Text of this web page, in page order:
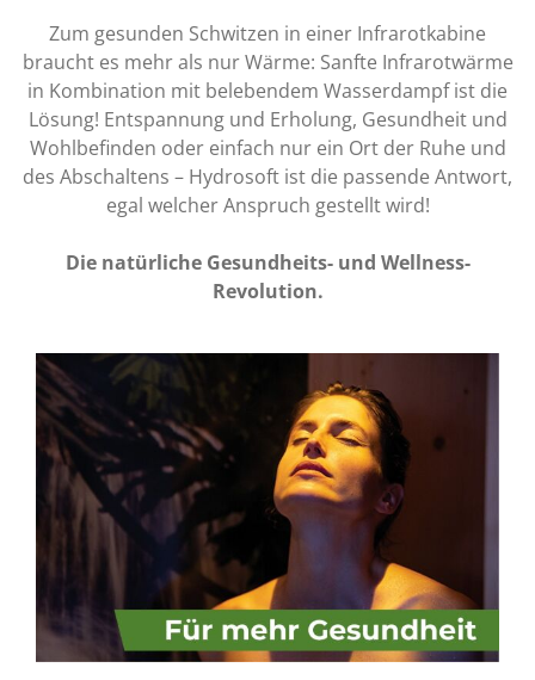
Zum gesunden Schwitzen in einer Infrarotkabine
braucht es mehr als nur Wärme: Sanfte Infrarotwärme
in Kombination mit belebendem Wasserdampf ist die
Lösung! Entspannung und Erholung, Gesundheit und
Wohlbefinden oder einfach nur ein Ort der Ruhe und
des Abschaltens – Hydrosoft ist die passende Antwort,
egal welcher Anspruch gestellt wird!
Die natürliche Gesundheits- und Wellness-
Revolution.